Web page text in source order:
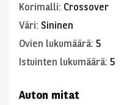
Korimalli: Crossover
Väri: Sininen
Ovien lukumäärä: 5
Istuinten lukumäärä: 5
Auton mitat